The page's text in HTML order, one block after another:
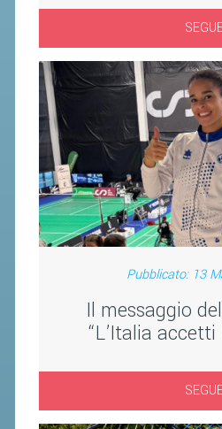
Pubblicato: 13
Il messaggio
“L’Italia
ATLETI
SCHEDE
PROMOZIONE
NUOVI
TROFEO
ENTI DI
PROGETTI
PROGETTI